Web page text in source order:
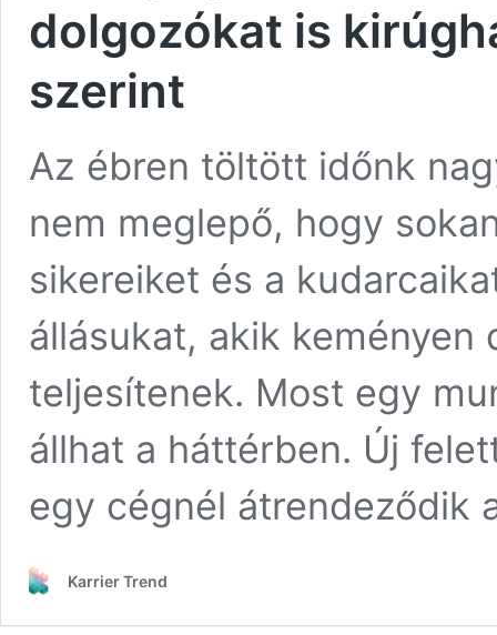
dolgozókat is
szerint
Az ébren töltött időnk
nem meglepő, hogy
sikereiket és a
állásukat, akik
teljesítenek. Most egy
állhat a háttérben. Új
egy cégnél átrendeződik
Karrier Trend